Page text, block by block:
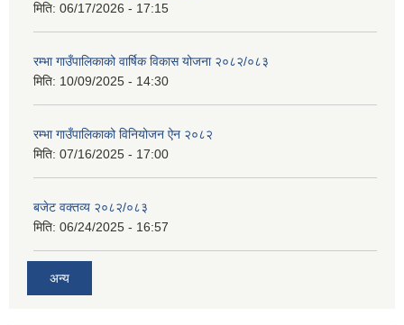
मिति: 06/17/2026 - 17:15
रम्भा गाउँपालिकाको वार्षिक विकास योजना २०८२/०८३
मिति: 10/09/2025 - 14:30
रम्भा गाउँपालिकाको विनियोजन ऐन २०८२
मिति: 07/16/2025 - 17:00
बजेट वक्तव्य २०८२/०८३
मिति: 06/24/2025 - 16:57
अन्य